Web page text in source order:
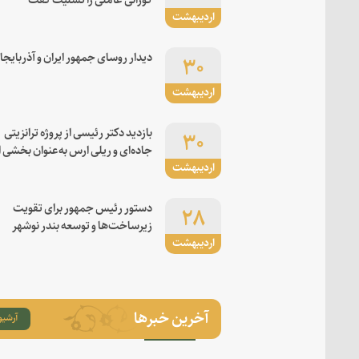
اردیبهشت
اردیبهشت
۳۰ دیدار روسای جمهور ایران و
اردیبهشت
۳۰
بازدید دکتر رئیسی از پروژه ترانزیتی
جاده‌ای و ریلی ارس به‌عنوان بخشی
اردیبهشت
۲۸
دستور رئیس جمهور برای تقویت
زیرساخت‌ها و توسعه بندر نوشهر
آخرین خبرها